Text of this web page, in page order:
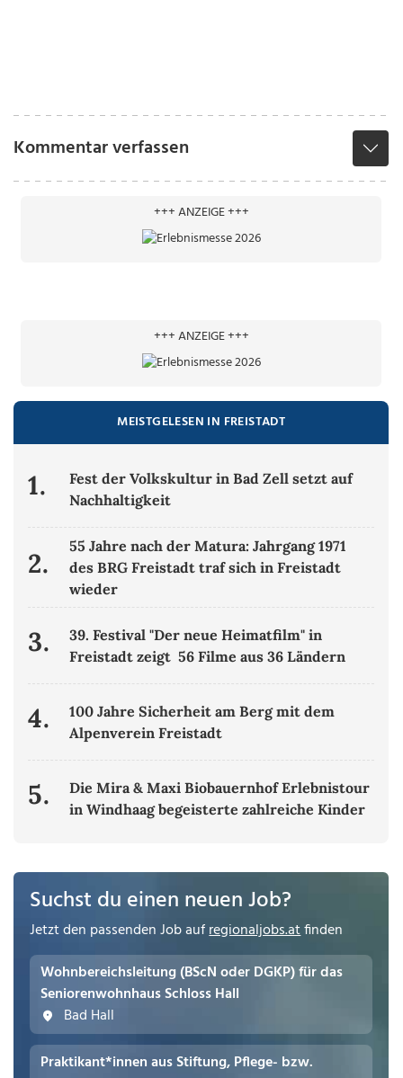
Kommentar verfassen
+++ ANZEIGE +++
+++ ANZEIGE +++
MEISTGELESEN IN FREISTADT
1.
Fest der Volkskultur in Bad Zell setzt auf
Nachhaltigkeit
2.
55 Jahre nach der Matura: Jahrgang 1971
des BRG Freistadt traf sich in Freistadt
wieder
3.
39. Festival "Der neue Heimatfilm" in
Freistadt zeigt 56 Filme aus 36 Ländern
4.
100 Jahre Sicherheit am Berg mit dem
Alpenverein Freistadt
5.
Die Mira & Maxi Biobauernhof Erlebnistour
in Windhaag begeisterte zahlreiche Kinder
Suchst du einen neuen Job?
Jetzt den passenden Job aufregionaljobs.atfinden
Wohnbereichsleitung (BScN oder DGKP) für das
Seniorenwohnhaus Schloss Hall
Bad Hall
Praktikant*innen aus Stiftung, Pflege- bzw.